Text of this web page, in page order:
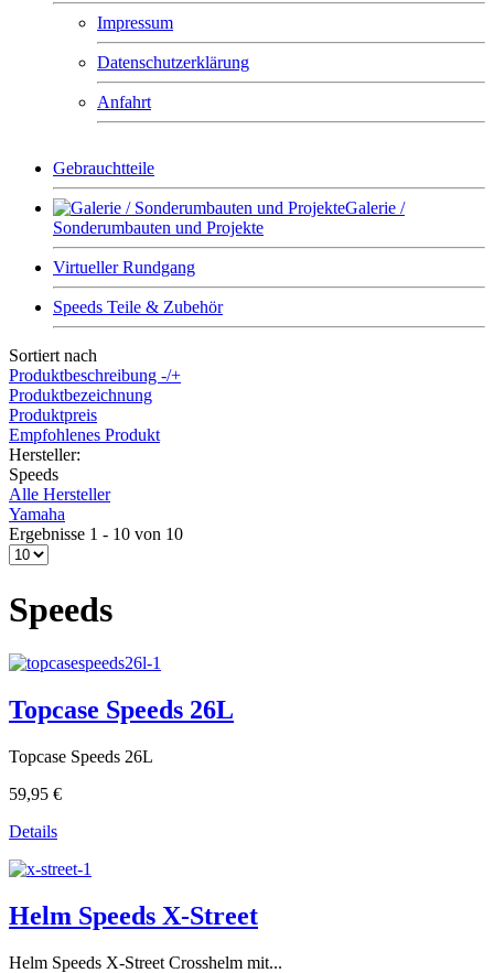
Impressum
Datenschutzerklärung
Anfahrt
Gebrauchtteile
Galerie /
Sonderumbauten und Projekte
Virtueller Rundgang
Speeds Teile & Zubehör
Sortiert nach
Produktbeschreibung -/+
Produktbezeichnung
Produktpreis
Empfohlenes Produkt
Hersteller:
Speeds
Alle Hersteller
Yamaha
Ergebnisse 1 - 10 von 10
Speeds
Topcase Speeds 26L
Topcase Speeds 26L
59,95 €
Details
Helm Speeds X-Street
Helm Speeds X-Street Crosshelm mit...